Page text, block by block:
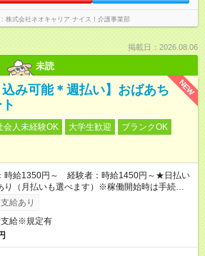
株式会社ネオキャリア ナイス！介護事業部
掲載日：2026.08.06
未読
NEW
込み可能＊週払い】おばあち
会人未経験OK 大学生歓迎
ブランクOK
時給1350円～ 経験者：時給1450円～★日払い
り（月払いも選べます）※稼働開始時は手続き完
いとなります。
給あり
支給※規定有